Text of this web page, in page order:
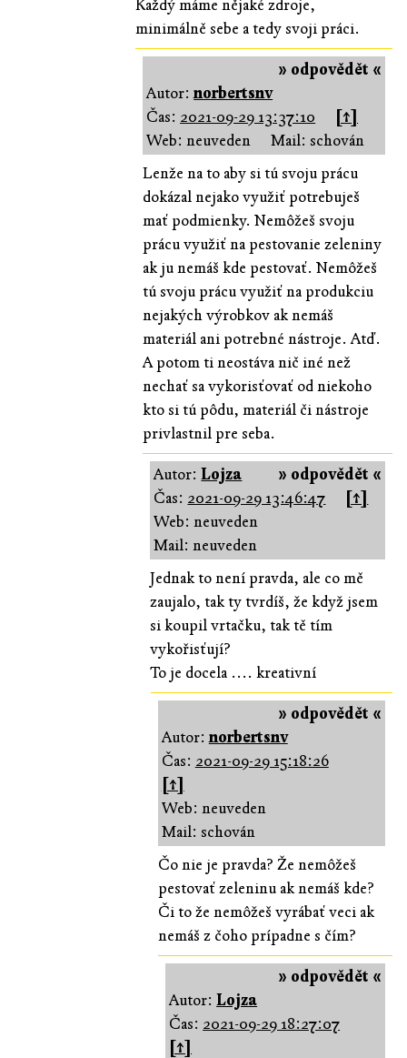
Každý máme nějaké zdroje,
minimálně sebe a tedy svoji práci.
» odpovědět «
Autor:norbertsnv
Čas: 2021-09-29 13:37:10
[↑]
Web: neuveden
Mail: schován
Lenže na to aby si tú svoju prácu
dokázal nejako využiť potrebuješ
mať podmienky. Nemôžeš svoju
prácu využiť na pestovanie zeleniny
ak ju nemáš kde pestovať. Nemôžeš
tú svoju prácu využiť na produkciu
nejakých výrobkov ak nemáš
materiál ani potrebné nástroje. Atď.
A potom ti neostáva nič iné než
nechať sa vykorisťovať od niekoho
kto si tú pôdu, materiál či nástroje
privlastnil pre seba.
» odpovědět «
Autor:Lojza
Čas: 2021-09-29 13:46:47
[↑]
Web: neuveden
Mail: neuveden
Jednak to není pravda, ale co mě
zaujalo, tak ty tvrdíš, že když jsem
si koupil vrtačku, tak tě tím
vykořisťují?
To je docela .... kreativní
» odpovědět «
Autor:norbertsnv
Čas: 2021-09-29 15:18:26
[↑]
Web: neuveden
Mail: schován
Čo nie je pravda? Že nemôžeš
pestovať zeleninu ak nemáš kde?
Či to že nemôžeš vyrábať veci ak
nemáš z čoho prípadne s čím?
» odpovědět «
Autor:Lojza
Čas: 2021-09-29 18:27:07
[↑]